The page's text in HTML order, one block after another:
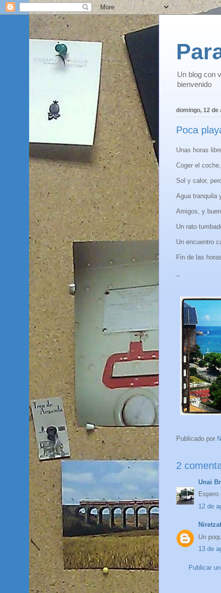
Un blog con
bienvenido
domingo, 12 de
Poca
Unas horas
Coger el
Sol y calor,
Agua tranquila
Amigos, y
Un rato
Un encuentro
Fin de las
Publicado por
2
Unai
12 de
Un
13 de
Publicar